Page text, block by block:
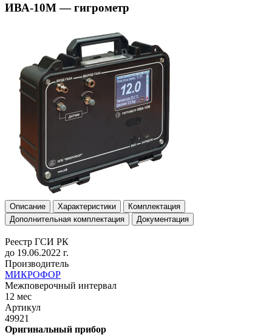
ИВА-10М — гигрометр
Описание Характеристики
Комплектация
Дополнительная комплектация
Документация
Реестр ГСИ РК
до 19.06.2022 г.
Производитель
МИКРОФОР
Межповерочный интервал
12 мес
Артикул
49921
Оригинальный прибор